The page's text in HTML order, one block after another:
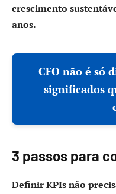
crescimento
anos.
CFO não é só
significados
3 passos para
Definir KPIs não